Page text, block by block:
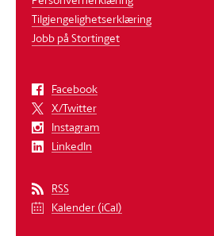
Tilgjengelighetserklæring
Jobb på Stortinget
Facebook
X/Twitter
Instagram
LinkedIn
RSS
Kalender (iCal)